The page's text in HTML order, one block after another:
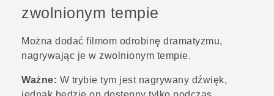
VIVERSE
POMOC TECHNICZNA
Urządzenia i akcesoria HTC
Zaloguj się
zwolnionym tempie
Można dodać filmom odrobinę dramatyzmu,
nagrywając je w zwolnionym tempie.
Ważne: W trybie tym jest nagrywany dźwięk,